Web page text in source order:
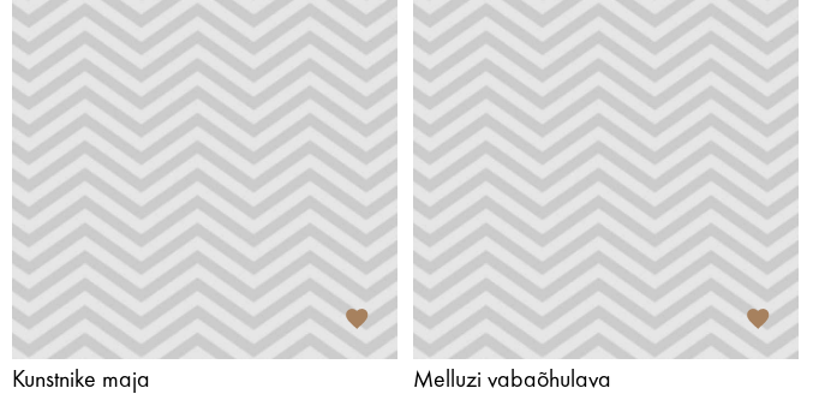
Kunstnike maja Melluzi vabaõhulava